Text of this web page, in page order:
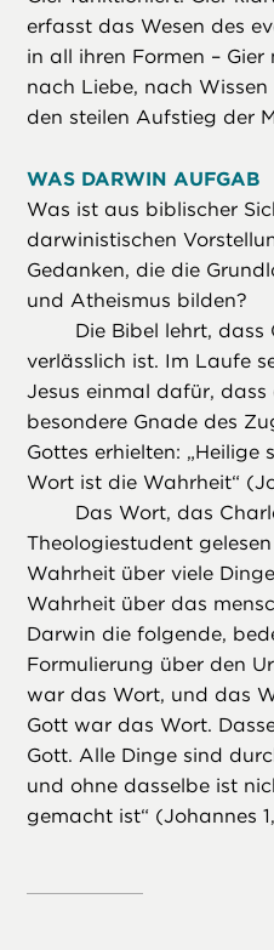
erfasst das Wesen des
in all ihren Formen –
nach Liebe, nach
den steilen Aufstieg der
WAS DARWIN AUFGAB
Was ist aus biblischer
darwinistischen
Gedanken, die die
und Atheismus bilden?
Die Bibel lehrt,
verlässlich ist. Im Laufe
Jesus einmal dafür,
besondere Gnade des
Gottes erhielten: „Heilige
Wort ist die Wahrheit“
Das Wort, das
Theologiestudent
Wahrheit über viele
Wahrheit über das
Darwin die folgende,
Formulierung über den
war das Wort, und das
Gott war das Wort.
Gott. Alle Dinge sind
und ohne dasselbe ist
gemacht ist“ (Johannes